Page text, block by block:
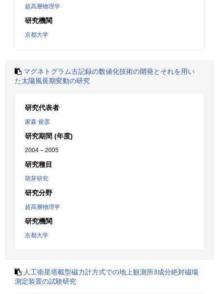
超高層物理学
研究機関
京都大学
マグネトグラム古記録の数値化技術の開発とそれを用い
た太陽風長期変動の研究
研究代表者
家森 俊彦
研究期間 (年度)
2004 – 2005
研究種目
萌芽研究
研究分野
超高層物理学
研究機関
京都大学
人工衛星塔載型磁力計方式での地上観測所3成分絶対磁場
測定装置の試験研究